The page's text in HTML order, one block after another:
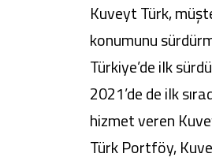
Kuveyt Türk,
konumunu
Türkiye’de ilk
2021’de de ilk
hizmet veren
Türk Portföy,